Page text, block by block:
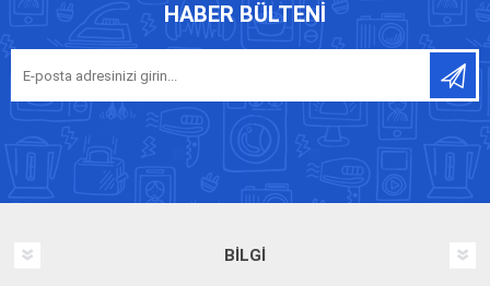
HABER BÜLTENI
BILGI